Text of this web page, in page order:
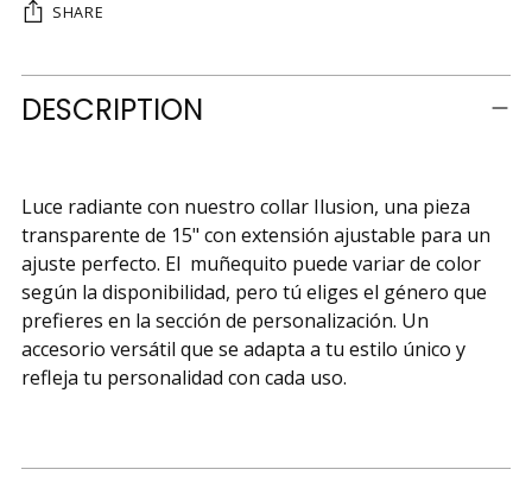
SHARE
Adding
product
DESCRIPTION
Luce radiante con nuestro collar Ilusion, una pieza
transparente de 15" con extensión ajustable para un
ajuste perfecto. El muñequito puede variar de color
según la disponibilidad, pero tú eliges el género que
prefieres en la sección de personalización. Un
accesorio versátil que se adapta a tu estilo único y
refleja tu personalidad con cada uso.